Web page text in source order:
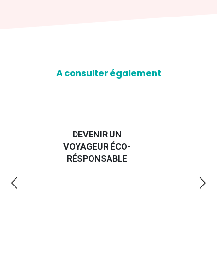
A consulter également
DEVENIR UN
VOYAGEUR ÉCO-
RÉSPONSABLE